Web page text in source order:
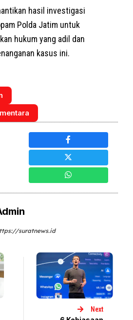
hasil investigasi
Polda Jatim untuk
hukum yang adil dan
kasus ini.
suratnews.id
Next